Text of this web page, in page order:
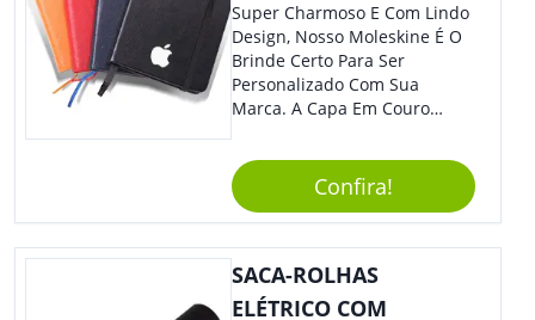
Super Charmoso E Com Lindo
Design, Nosso Moleskine É O
Brinde Certo Para Ser
Personalizado Com Sua
Marca. A Capa Em Couro
Elástico Permite Maior
Segurança Ao Carregá-Lo.
Ofereça A Seus Clientes E
Colaboradores, Sem Dúvidas
Eles Irão Adorar.
Confira!
SACA-ROLHAS
ELÉTRICO COM